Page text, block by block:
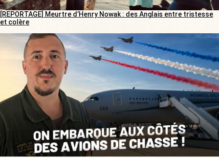
[REPORTAGE] Meurtre d’Henry Nowak : des Anglais entre tristesse
et colère